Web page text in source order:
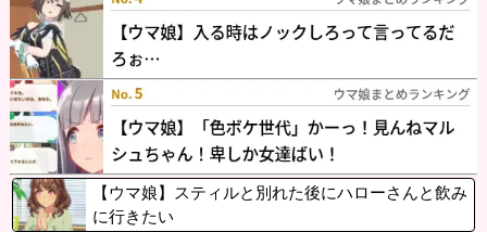
【ウマ娘】スティルと別れた後にハローさんと飲み
に行きたい